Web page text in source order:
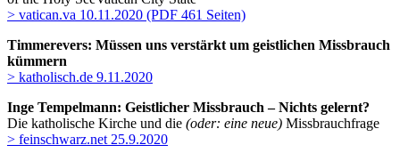
> vatican.va 10.11.2020 (PDF 461 Seiten)
Timmerevers: Müssen uns verstärkt um geistlichen Missbrauch
kümmern
> katholisch.de 9.11.2020
Inge Tempelmann: Geistlicher Missbrauch – Nichts gelernt?
Die katholische Kirche und die (oder: eine neue) Missbrauchfrage
> feinschwarz.net 25.9.2020